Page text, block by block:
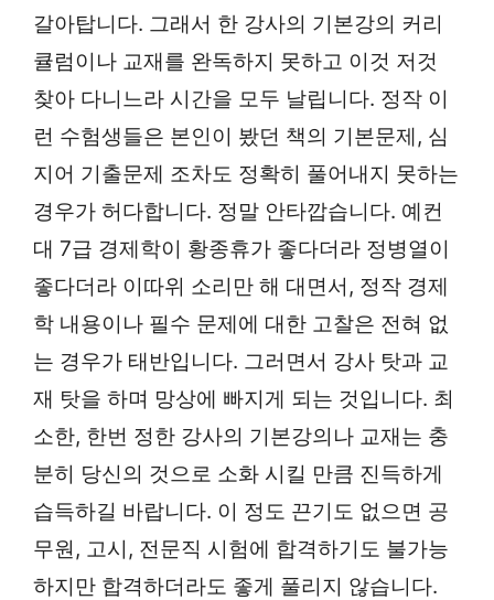
갈아탑니다. 그래서 한 강사의 기본강의 커리
큘럼이나 교재를 완독하지 못하고 이것 저것
찾아 다니느라 시간을 모두 날립니다. 정작 이
런 수험생들은 본인이 봤던 책의 기본문제, 심
지어 기출문제 조차도 정확히 풀어내지 못하는
경우가 허다합니다. 정말 안타깝습니다. 예컨
대 7급 경제학이 황종휴가 좋다더라 정병열이
좋다더라 이따위 소리만 해 대면서, 정작 경제
학 내용이나 필수 문제에 대한 고찰은 전혀 없
는 경우가 태반입니다. 그러면서 강사 탓과 교
재 탓을 하며 망상에 빠지게 되는 것입니다. 최
소한, 한번 정한 강사의 기본강의나 교재는 충
분히 당신의 것으로 소화 시킬 만큼 진득하게
습득하길 바랍니다. 이 정도 끈기도 없으면 공
무원, 고시, 전문직 시험에 합격하기도 불가능
하지만 합격하더라도 좋게 풀리지 않습니다.